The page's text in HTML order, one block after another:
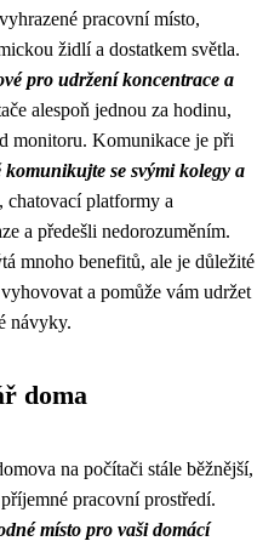
pracovní místo,
židlí a dostatkem světla.
pro udržení koncentrace a
alespoň jednou za hodinu,
monitoru. Komunikace je při
se svými kolegy a
chatovací platformy a
a předešli nedorozuměním.
mnoho benefitů, ale je důležité
a pomůže vám udržet
návyky.
doma
na počítači stále běžnější,
pracovní prostředí.
místo pro vaši domácí